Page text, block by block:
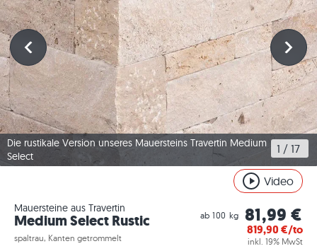
Die rustikale Version unseres Mauersteins Travertin Medium
Select
1 / 17
Video
Mauersteine aus Travertin
Medium Select Rustic
spaltrau, Kanten getrommelt
ab 100 kg 81,99 €
819,90€/to
inkl. 19% MwSt